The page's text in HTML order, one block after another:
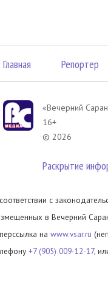
Главная Репортер
«Вечерний
16+
© 2026
Раскрытие
с
в Вечерний
на www.vsar.ru
+7 (905) 009-12-17,